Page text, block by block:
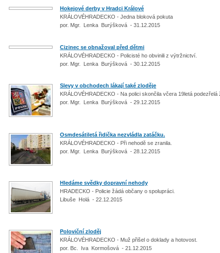
Hokejové derby v Hradci Králové
KRÁLOVÉHRADECKO - Jedna bloková pokuta
por. Mgr. Lenka Burýšková - 31.12.2015
Cizinec se obnažoval před dětmi
KRÁLOVÉHRADECKO - Policisté ho obvinili z výtržnictví.
por. Mgr. Lenka Burýšková - 30.12.2015
Slevy v obchodech lákají také zloděje
KRÁLOVÉHRADECKO - Na polici skončila včera 19letá
por. Mgr. Lenka Burýšková - 29.12.2015
Osmdesátiletá řidička nezvládla zatáčku.
KRÁLOVÉHRADECKO - Při nehodě se zranila.
por. Mgr. Lenka Burýšková - 28.12.2015
Hledáme svědky dopravní nehody
HRADECKO - Policie žádá občany o spolupráci.
Libuše Holá - 22.12.2015
Poloviční zloděj
KRÁLOVÉHRADECKO - Muž přišel o doklady a hotovost.
por. Bc. Iva Kormošová - 21.12.2015